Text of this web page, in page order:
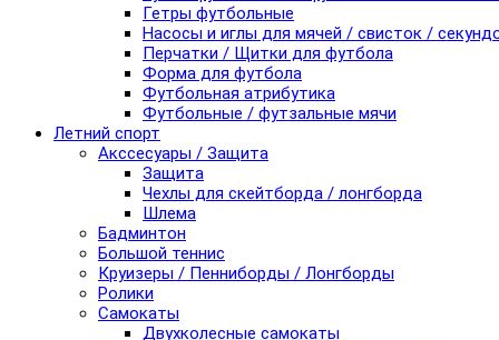
Гетры футбольные
Насосы и иглы для мячей / свисток /
Перчатки / Щитки для футбола
Форма для футбола
Футбольная атрибутика
Футбольные / футзальные мячи
Летний спорт
Акссесуары / Защита
Защита
Чехлы для скейтборда / лонгборда
Шлема
Бадминтон
Большой теннис
Круизеры / Пенниборды / Лонгборды
Ролики
Самокаты
Двухколесные самокаты